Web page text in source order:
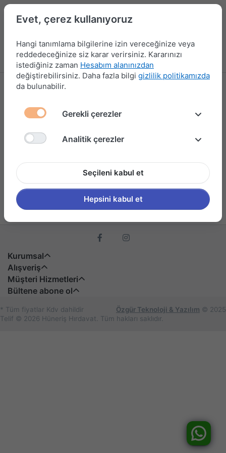
Menü Kampanyalar Yeni Ürünler Giriş yap
MERİDYEN
Kurumsal
Alışveriş
Müşteri Hizmetleri
Bültene abone ol
* Tüm fiyatlar Kdv dahildir Özgür Teknoloji & Yazılım © 2025
Telif © 2026 Hüneriş Hırdavat. Tüm hakları saklıdır.
Evet, çerez kullanıyoruz
Hangi tanımlama bilgilerine izin vereceğinize veya
reddedeceğinize siz karar verirsiniz. Kararınızı
istediğiniz zaman Hesabım alanınızdan
değiştirebilirsiniz. Daha fazla bilgi gizlilik politikamızda
da bulunabilir.
Gerekli çerezler
Analitik çerezler
Seçileni kabul et
Hepsini kabul et